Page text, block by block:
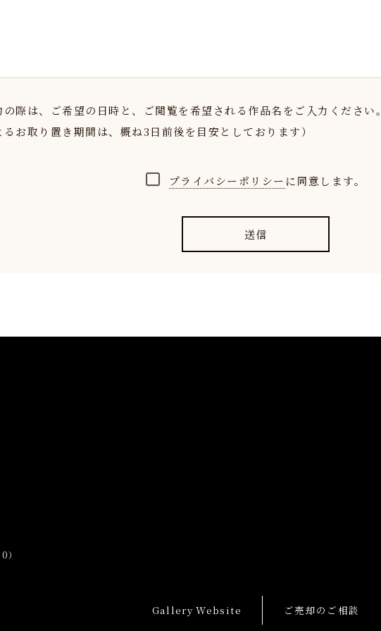
の際は、ご希望の日時と、ご閲覧を希望される作品名をご入力ください。
るお取り置き期間は、概ね3日前後を目安としております）
プライバシーポリシー に同意します。
）
Gallery Website ご売却のご相談